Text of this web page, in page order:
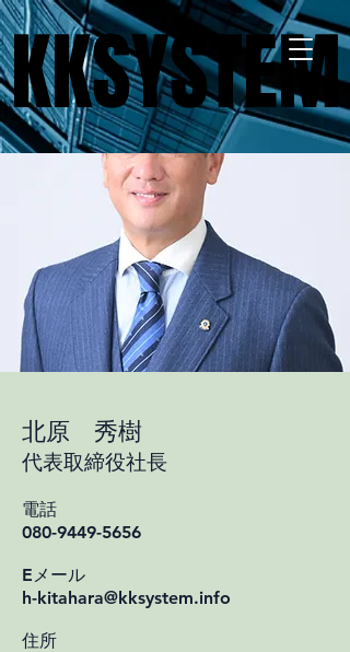
KKSYSTEM
KKSYSTEM
​北原 秀樹
​代表取締役社長
電話
​080-9449-5656
Eメール
h-kitahara@kksystem.info
住所